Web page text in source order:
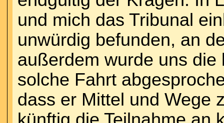
und mich das Tribunal
unwürdig befunden, an
außerdem wurde uns
solche Fahrt
dass er Mittel und Wege